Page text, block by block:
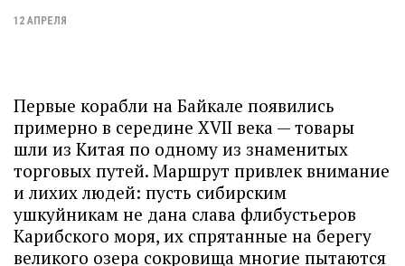
12 АПРЕЛЯ
Первые корабли на Байкале появились
примерно в середине XVII века — товары
шли из Китая по одному из знаменитых
торговых путей. Маршрут привлек внимание
и лихих людей: пусть сибирским
ушкуйникам не дана слава флибустьеров
Карибского моря, их спрятанные на берегу
великого озера сокровища многие пытаются